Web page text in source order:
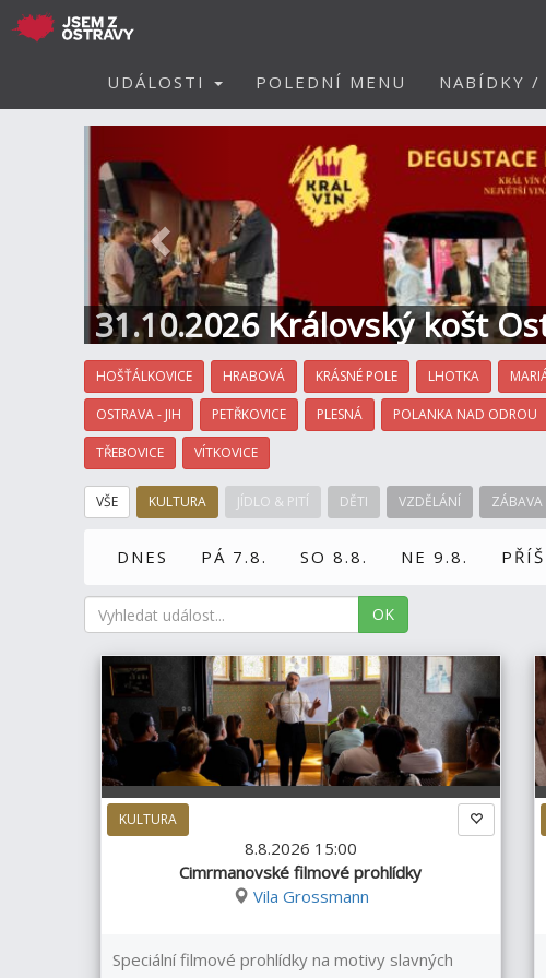
UDÁLOSTI POLEDNÍ MENU NABÍDKY /
31.10.2026 Královský košt
Hotel
HOŠŤÁLKOVICE HRABOVÁ KRÁSNÉ POLE LHOTKA
OSTRAVA - JIH PETŘKOVICE PLESNÁ POLANKA NAD ODROU
TŘEBOVICE VÍTKOVICE
VŠE KULTURA JÍDLO & PITÍ DĚTI VZDĚLÁNÍ ZÁBAVA
DNES PÁ 7.8. SO 8.8. NE 9.8.
OK
KULTURA
8.8.2026 15:00
Cimrmanovské filmové prohlídky
Vila Grossmann
Speciální filmové prohlídky na motivy slavných